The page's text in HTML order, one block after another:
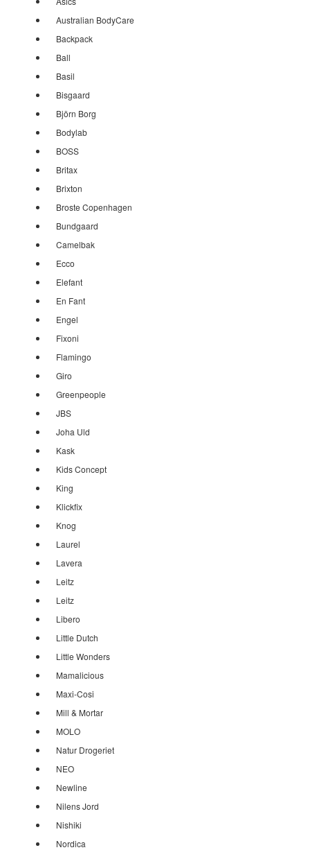
Australian BodyCare
Backpack
Ball
Basil
Bisgaard
Björn Borg
Bodylab
BOSS
Britax
Brixton
Broste Copenhagen
Bundgaard
Camelbak
Ecco
Elefant
En Fant
Engel
Fixoni
Flamingo
Giro
Greenpeople
JBS
Joha Uld
Kask
Kids Concept
King
Klickfix
Knog
Laurel
Lavera
Leitz
Leitz
Libero
Little Dutch
Little Wonders
Mamalicious
Maxi-Cosi
Mill & Mortar
MOLO
Natur Drogeriet
NEO
Newline
Nilens Jord
Nishiki
Nordica